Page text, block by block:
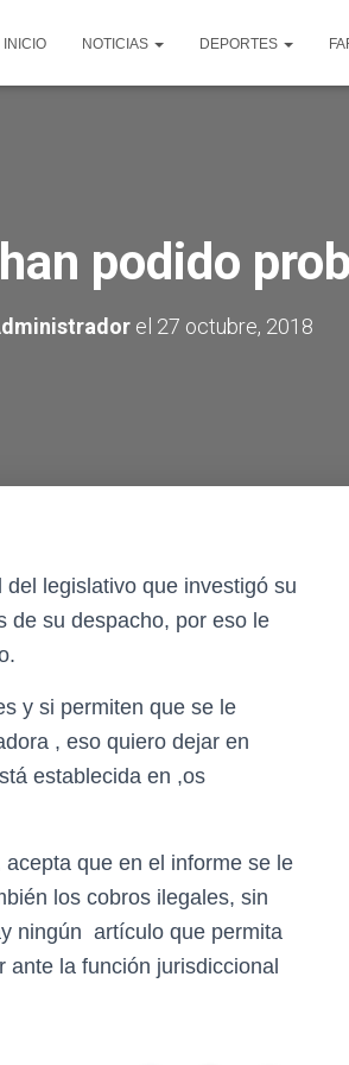
INICIO NOTICIAS DEPORTES
podido
el 27 octubre, 2018
legislativo que investigó su
de su despacho, por eso le
y si permiten que se le
, eso quiero dejar en
establecida en ,os
que en el informe se le
los cobros ilegales, sin
ningún artículo que permita
la función jurisdiccional